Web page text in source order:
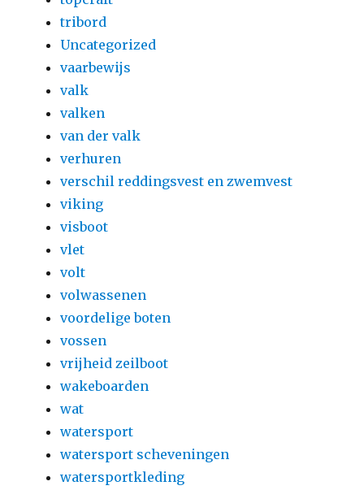
tribord
Uncategorized
vaarbewijs
valk
valken
van der valk
verhuren
verschil reddingsvest en zwemvest
viking
visboot
vlet
volt
volwassenen
voordelige boten
vossen
vrijheid zeilboot
wakeboarden
wat
watersport
watersport scheveningen
watersportkleding